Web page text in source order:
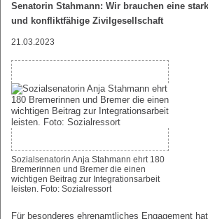
Senatorin Stahmann: Wir brauchen eine
und konfliktfähige Zivilgesellschaft
21.03.2023
Sozialsenatorin Anja Stahmann ehrt 180
Bremerinnen und Bremer die einen
wichtigen Beitrag zur Integrationsarbeit
leisten. Foto: Sozialressort
Für besonderes ehrenamtliches Engagement